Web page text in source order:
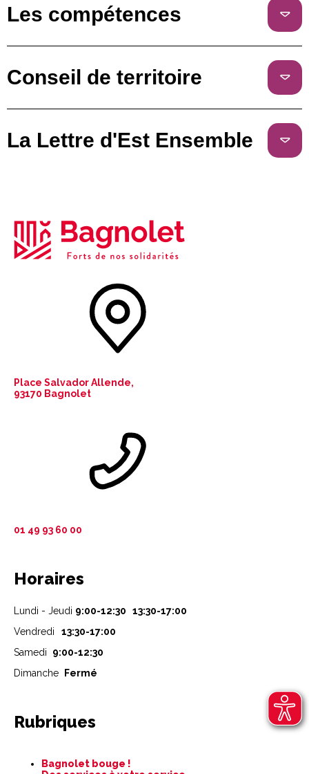
Les compétences
Conseil de territoire
La Lettre d'Est Ensemble
Place Salvador Allende,
93170 Bagnolet
01 49 93 60 00
Horaires
Lundi - Jeudi 9:00-12:30 13:30-17:00
Vendredi
13:30-17:00
Samedi 9:00-12:30
Dimanche
Fermé
Rubriques
Bagnolet bouge !